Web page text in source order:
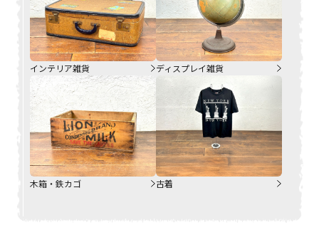
インテリア雑貨 ディスプレイ雑貨
木箱・鉄カゴ 古着